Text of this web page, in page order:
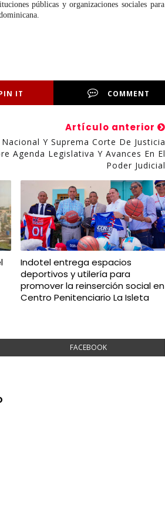
públicas y organizaciones sociales para
IT COMMENT
Artículo anterior
Y Suprema Corte De Justicia
Agenda Legislativa Y Avances En El
Poder Judicial
Indotel entrega espacios
deportivos y utilería para
promover la reinserción social en
Centro Penitenciario La Isleta
FACEBOOK